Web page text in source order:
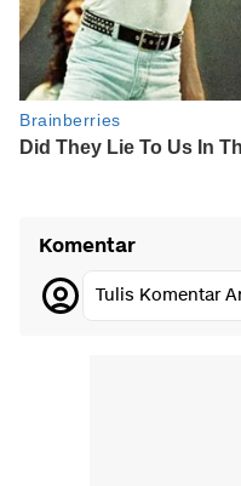
Komentar
Tulis Komentar